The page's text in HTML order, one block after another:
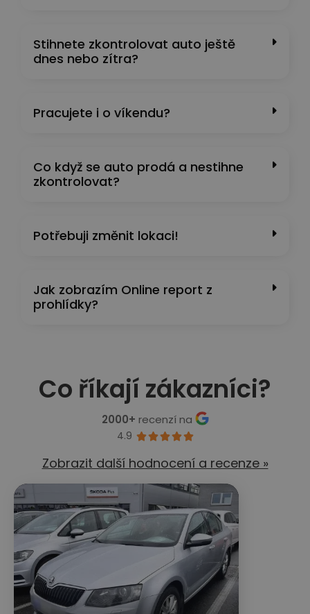
Stihnete zkontrolovat auto ještě
dnes nebo zítra?
Pracujete i o víkendu?
Co když se auto prodá a nestihne
zkontrolovat?
Potřebuji změnit lokaci!
Jak zobrazím Online report z
prohlídky?
Co říkají zákazníci?
2000+ recenzí na
4.9 
Zobrazit další hodnocení a recenze »